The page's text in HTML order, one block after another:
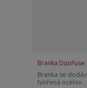
Branka
Branka se
tvořená ocelov...